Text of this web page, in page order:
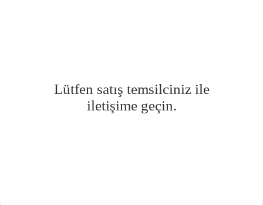
Lütfen satış temsilciniz ile
iletişime geçin.